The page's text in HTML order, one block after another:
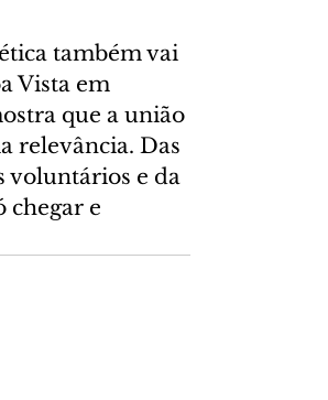
também vai
Vista em
que a união
relevância. Das
voluntários e da
chegar e